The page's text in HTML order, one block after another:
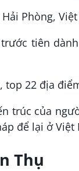
Phòng,
tiên
trúc của
để lại ở Việt
Thụ